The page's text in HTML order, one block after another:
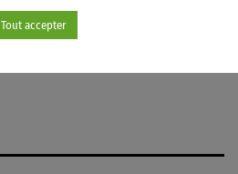
Tout accepter